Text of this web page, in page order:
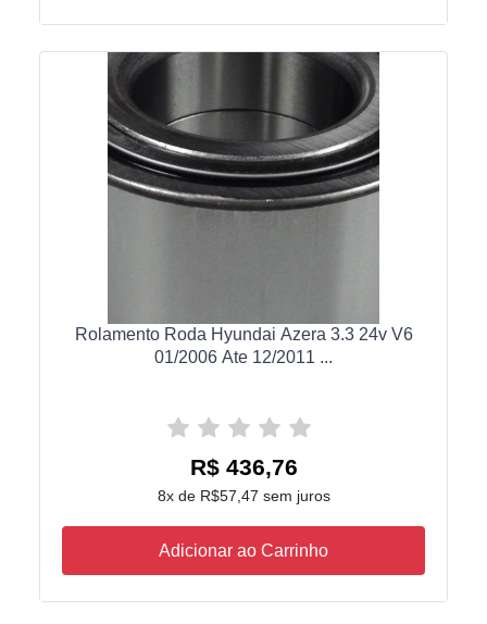
Rolamento Roda Hyundai Azera 3.3 24v V6
01/2006 Ate 12/2011 ...
R$ 436,76
8x de R$57,47 sem juros
Adicionar ao Carrinho